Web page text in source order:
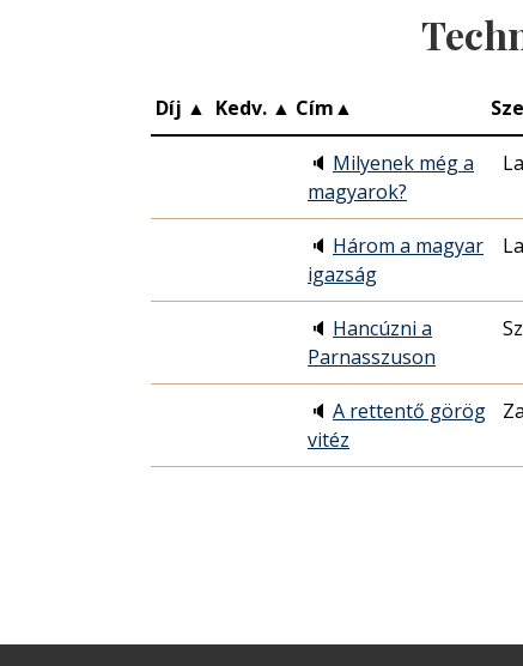
Díj ▲ Kedv. ▲ Cím▲
🔈 Milyenek még a
magyarok?
🔈 Három a magyar
igazság
🔈 Hancúzni a
Parnasszuson
🔈 A rettentő görög
vitéz